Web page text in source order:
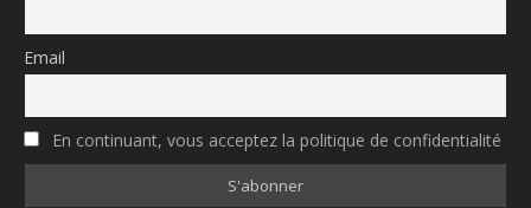
Email
En continuant, vous acceptez la politique de confidentialité